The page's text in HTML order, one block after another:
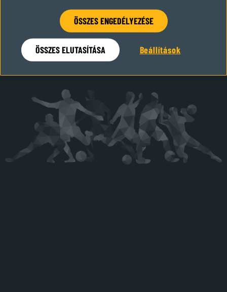
Hamarosan visszatérünk
ÖSSZES ENGEDÉLYEZÉSE
ÖSSZES ELUTASÍTÁSA Beállítások